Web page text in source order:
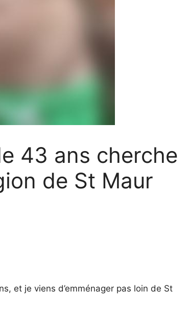
43 ans cherche
de St Maur
et je viens d’emménager pas loin de St